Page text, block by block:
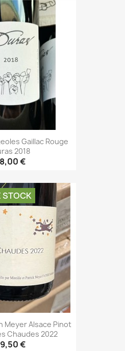
Gaillac Rouge
2018
€
Meyer Alsace Pinot
Chaudes 2022
€
STOCK